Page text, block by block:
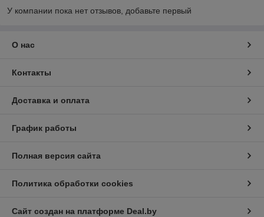
У компании пока нет отзывов, добавьте первый
О нас
Контакты
Доставка и оплата
График работы
Полная версия сайта
Политика обработки cookies
Сайт создан на платформе Deal.by